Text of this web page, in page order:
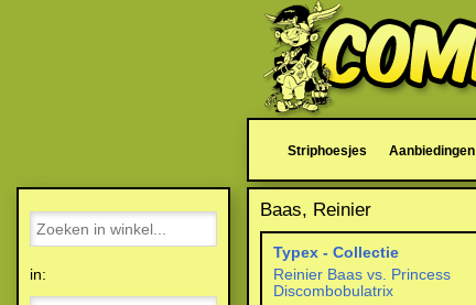
Striphoesjes Aanbiedingen
Baas, Reinier
Typex - Collectie
Reinier Baas vs. Princess
Discombobulatrix
in: